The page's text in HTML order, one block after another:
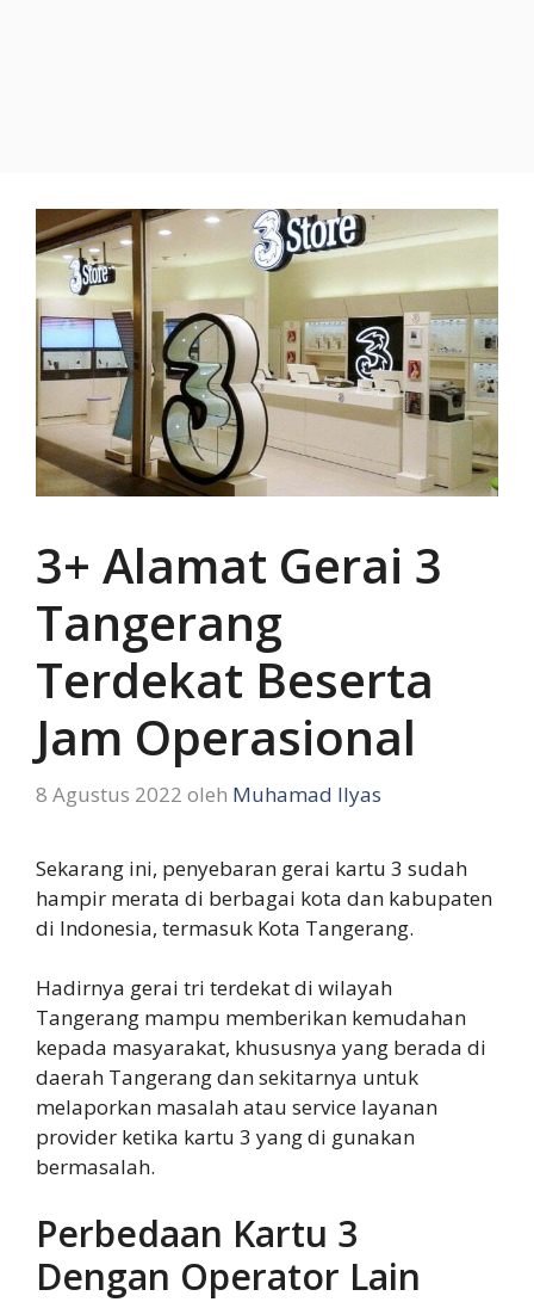
3+ Alamat Gerai 3
Tangerang
Terdekat Beserta
Jam Operasional
8 Agustus 2022 oleh Muhamad Ilyas
Sekarang ini, penyebaran gerai kartu 3 sudah
hampir merata di berbagai kota dan kabupaten
di Indonesia, termasuk Kota Tangerang.
Hadirnya gerai tri terdekat di wilayah
Tangerang mampu memberikan kemudahan
kepada masyarakat, khususnya yang berada di
daerah Tangerang dan sekitarnya untuk
melaporkan masalah atau service layanan
provider ketika kartu 3 yang di gunakan
bermasalah.
Perbedaan Kartu 3
Dengan Operator Lain